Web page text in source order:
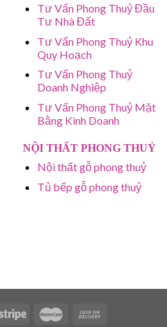
Tư Vấn Phong Thuỷ Đầu
Tư Nhà Đất
Tư Vấn Phong Thuỷ Khu
Quy Hoạch
Tư Vấn Phong Thuỷ
Doanh Nghiệp
Tư Vấn Phong Thuỷ Mặt
Bằng Kinh Doanh
NỘI THẤT PHONG THUỶ
Nội thất gỗ phong thuỷ
Tủ bếp gỗ phong thuỷ